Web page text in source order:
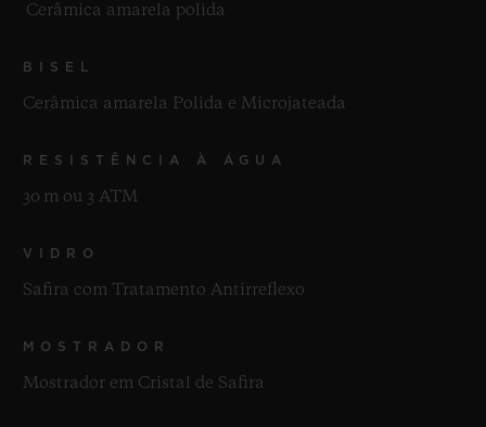
Cerâmica amarela polida
BISEL
Cerâmica amarela Polida e Microjateada
RESISTÊNCIA À ÁGUA
30 m ou 3 ATM
VIDRO
Safira com Tratamento Antirreflexo
MOSTRADOR
Mostrador em Cristal de Safira